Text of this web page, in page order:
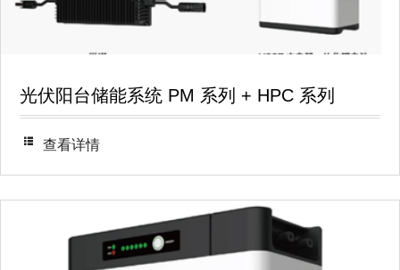
光伏阳台储能系统 PM 系列 + HPC 系列
查看详情